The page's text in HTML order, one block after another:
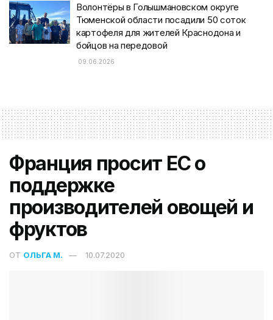
Волонтёры в Голышмановском округе
Тюменской области посадили 50 соток
картофеля для жителей Краснодона и
бойцов на передовой
09.06.2026
Франция просит ЕС о
поддержке
производителей овощей и
фруктов
ОТ ОЛЬГА М. 10.07.2020